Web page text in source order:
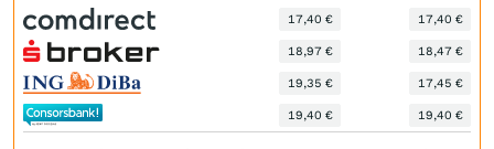
17,40 € 17,40 €
18,97 € 18,47 €
19,35 € 17,45 €
19,40 € 19,40 €